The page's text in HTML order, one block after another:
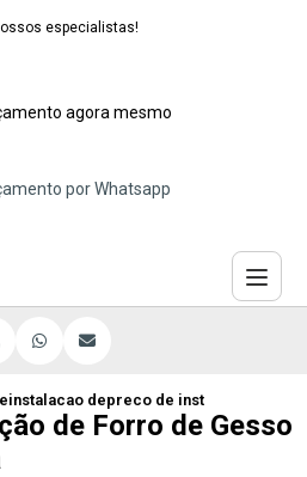
especialistas!
agora mesmo
por Whatsapp
forros de gesso
instalacao de forro de gesso para
preco de instalacao de
de Forro de Gesso